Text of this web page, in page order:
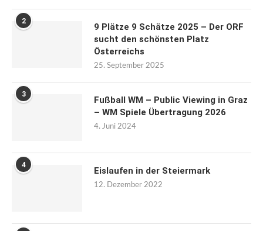
2
9 Plätze 9 Schätze 2025 – Der ORF
sucht den schönsten Platz
Österreichs
25. September 2025
3
Fußball WM – Public Viewing in Graz
– WM Spiele Übertragung 2026
4. Juni 2024
4
Eislaufen in der Steiermark
12. Dezember 2022